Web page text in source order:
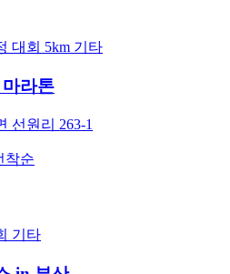
대회 5km 기타
라톤
선원리 263-1
착순
기타